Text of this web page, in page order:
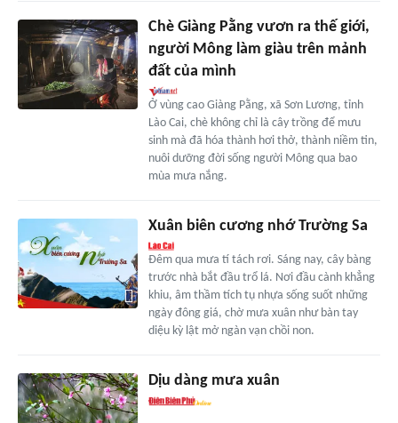
Chè Giàng Pằng vươn ra thế giới,
người Mông làm giàu trên mảnh
đất của mình
Ở vùng cao Giàng Pằng, xã Sơn Lương, tỉnh
Lào Cai, chè không chỉ là cây trồng để mưu
sinh mà đã hóa thành hơi thở, thành niềm tin,
nuôi dưỡng đời sống người Mông qua bao
mùa mưa nắng.
Xuân biên cương nhớ Trường Sa
Đêm qua mưa tí tách rơi. Sáng nay, cây bàng
trước nhà bắt đầu trổ lá. Nơi đầu cành khẳng
khiu, âm thầm tích tụ nhựa sống suốt những
ngày đông giá, chờ mưa xuân như bàn tay
diệu kỳ lật mở ngàn vạn chồi non.
Dịu dàng mưa xuân